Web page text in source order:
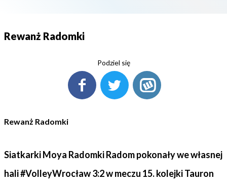
Rewanż Radomki
Podziel się
Rewanż Radomki
Siatkarki Moya Radomki Radom pokonały we własnej
hali #VolleyWrocław 3:2 w meczu 15. kolejki Tauron